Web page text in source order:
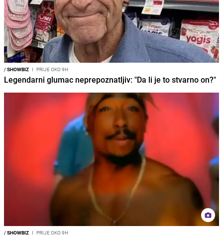
/SHOWBIZ I PRIJE OKO 9H
Legendarni glumac neprepoznatljiv: "Da li je to stvarno on?"
/SHOWBIZ I PRIJE OKO 9H